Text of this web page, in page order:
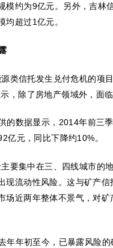
模约为9亿元。另外，吉林
均超过1亿元。
类信托发生兑付危机的项
，除了房地产领域外，面
的数据显示， 2014年前三
亿元，同比下降约10%。
要集中在三、四线城市的
现流动性风险。这与矿产
场近两年整体不景气，对
年年初至今，已暴露风险